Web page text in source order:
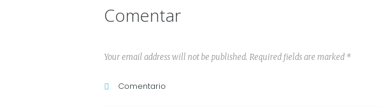
Comentar
Your email address will not be published. Required fields are marked *